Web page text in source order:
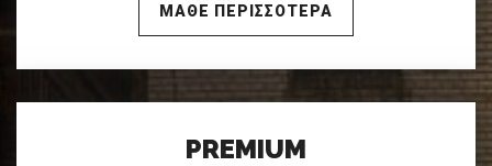
ΜΑΘΕ ΠΕΡΙΣΣΟΤΕΡΑ
PREMIUM